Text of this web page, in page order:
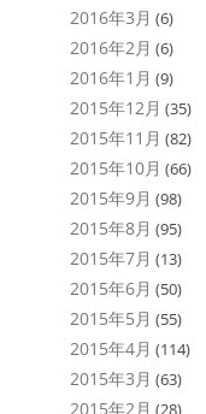
2016年3月 (6)
2016年2月 (6)
2016年1月 (9)
2015年12月 (35)
2015年11月 (82)
2015年10月 (66)
2015年9月 (98)
2015年8月 (95)
2015年7月 (13)
2015年6月 (50)
2015年5月 (55)
2015年4月 (114)
2015年3月 (63)
2015年2月 (28)